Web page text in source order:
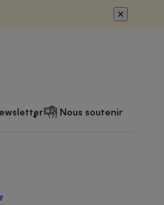
Nous soutenir